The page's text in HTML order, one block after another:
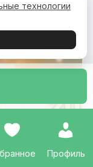
Профиль
технологии